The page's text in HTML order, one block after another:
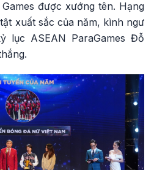
được xướng tên. Hạng
xuất sắc của năm, kình ngư
lục ASEAN ParaGames Đỗ